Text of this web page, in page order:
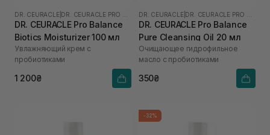
DR. CEURACLE
DR. CEURACLE Pro Balance
Biotics Moisturizer 100 мл
Увлажняющий крем с
пробиотиками
1 200₴
DR. CEURACLE
DR. CEURACLE Pro Balance
Pure Cleansing Oil 20 мл
Очищающее гидрофильное
масло с пробиотиками
350₴
-32%